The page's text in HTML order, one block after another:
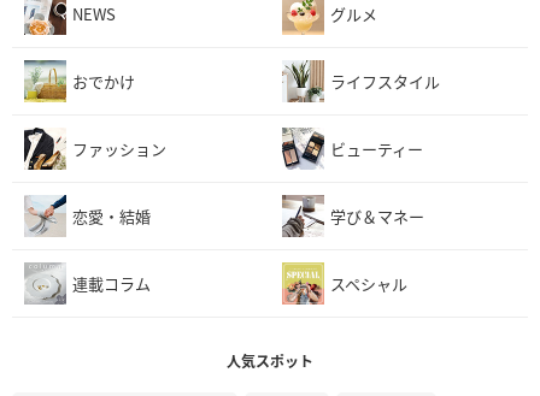
NEWS グルメ
おでかけ ライフスタイル
ファッション ビューティー
恋愛・結婚 学び＆マネー
連載コラム スペシャル
人気スポット